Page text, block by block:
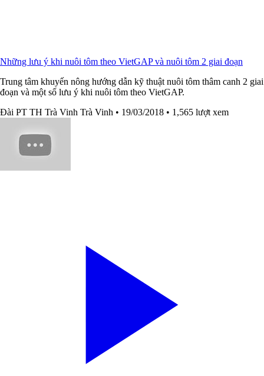
Những lưu ý khi nuôi tôm theo VietGAP và nuôi tôm 2 giai đoạn
Trung tâm khuyến nông hướng dẫn kỹ thuật nuôi tôm thâm canh 2 giai
đoạn và một số lưu ý khi nuôi tôm theo VietGAP.
Đài PT TH Trà Vinh Trà Vinh • 19/03/2018 • 1,565 lượt xem